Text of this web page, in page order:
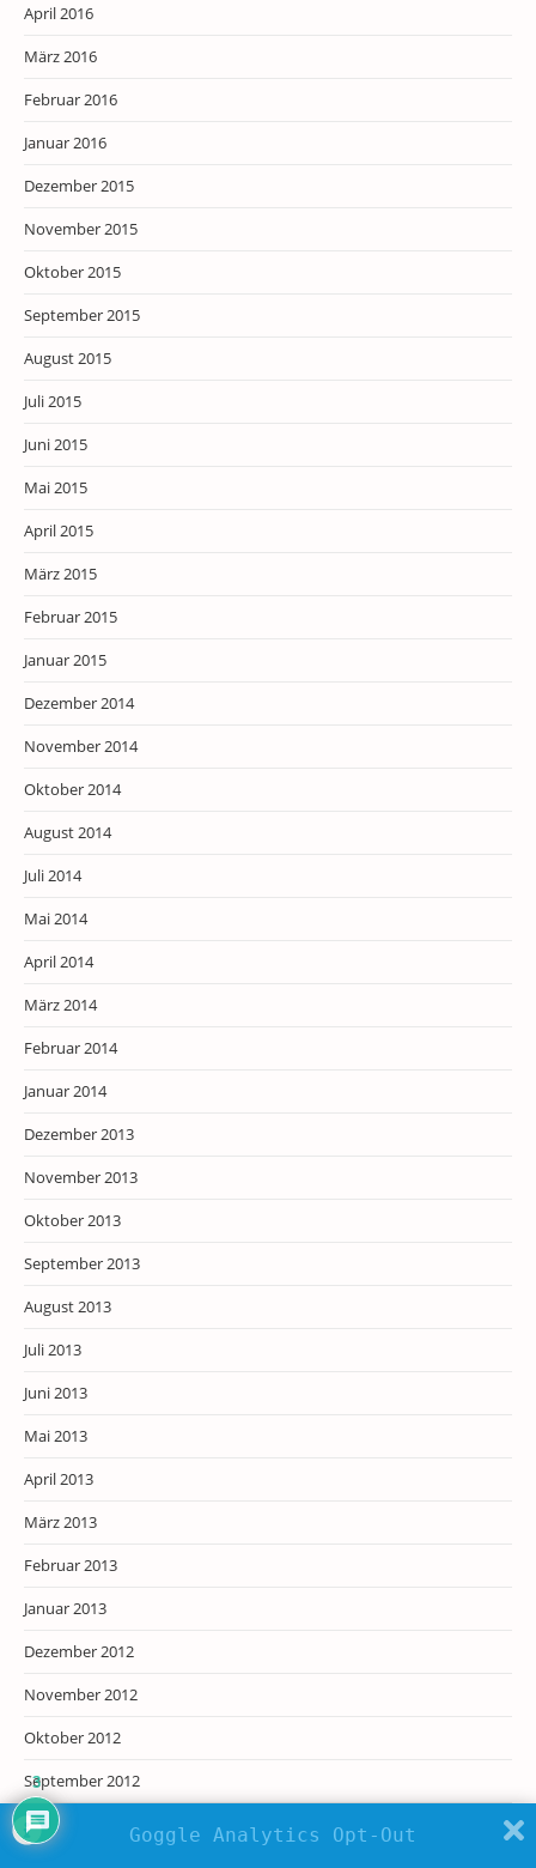
April 2016
März 2016
Februar 2016
Januar 2016
Dezember 2015
November 2015
Oktober 2015
September 2015
August 2015
Juli 2015
Juni 2015
Mai 2015
April 2015
März 2015
Februar 2015
Januar 2015
Dezember 2014
November 2014
Oktober 2014
August 2014
Juli 2014
Mai 2014
April 2014
März 2014
Februar 2014
Januar 2014
Dezember 2013
November 2013
Oktober 2013
September 2013
August 2013
Juli 2013
Juni 2013
Mai 2013
April 2013
März 2013
Februar 2013
Januar 2013
Dezember 2012
November 2012
Oktober 2012
September 2012
August 2012
Goggle Analytics Opt-Out
3